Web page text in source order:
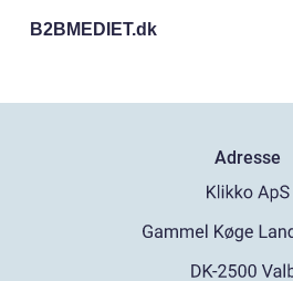
B2BMEDIET.dk
Adresse